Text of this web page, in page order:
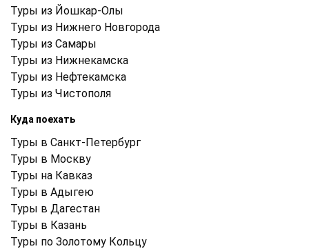
Туры из Йошкар-Олы
Туры из Нижнего Новгорода
Туры из Самары
Туры из Нижнекамска
Туры из Нефтекамска
Туры из Чистополя
Куда поехать
Туры в Санкт-Петербург
Туры в Москву
Туры на Кавказ
Туры в Адыгею
Туры в Дагестан
Туры в Казань
Туры по Золотому Кольцу